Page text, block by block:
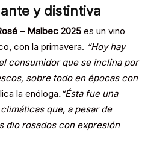
y distintiva
– Malbec 2025 es un vino
con la primavera. “Hoy hay
consumidor que se inclina por
sobre todo en épocas con
la enóloga.“Ésta fue una
que, a pesar de
dio rosados con expresión